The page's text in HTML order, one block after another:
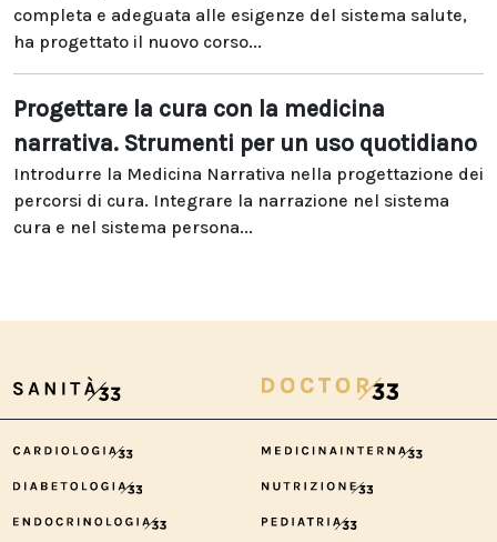
completa e adeguata alle esigenze del sistema salute,
ha progettato il nuovo corso...
Progettare la cura con la medicina
narrativa. Strumenti per un uso quotidiano
Introdurre la Medicina Narrativa nella progettazione dei
percorsi di cura. Integrare la narrazione nel sistema
cura e nel sistema persona...